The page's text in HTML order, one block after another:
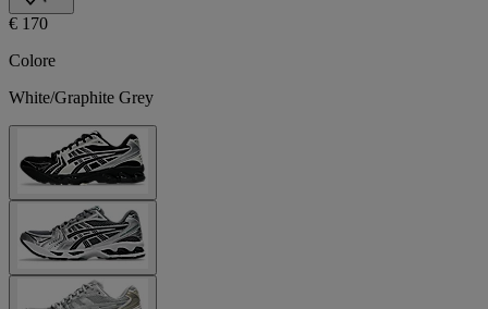
€ 170
Colore
White/Graphite Grey